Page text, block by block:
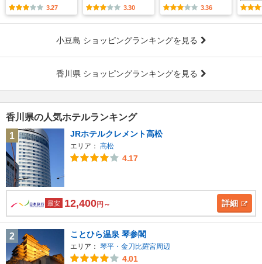
3.27 3.30 3.36
小豆島 ショッピングランキングを見る
香川県 ショッピングランキングを見る
香川県の人気ホテルランキング
1
JRホテルクレメント高松
エリア： 高松
4.17
最安 12,400円～ 詳細
2 ことひら温泉 琴参閣
エリア： 琴平・金刀比羅宮周辺
4.01